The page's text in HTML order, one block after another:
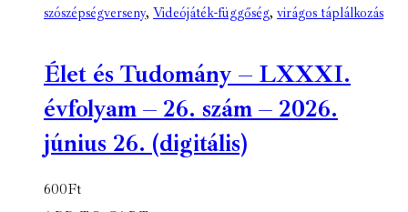
szószépségverseny, Videójáték-függőség, virágos táplálkozás
Élet és Tudomány – LXXXI.
évfolyam – 26. szám – 2026.
június 26. (digitális)
600Ft